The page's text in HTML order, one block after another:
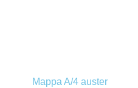
Mappa A/4 auster